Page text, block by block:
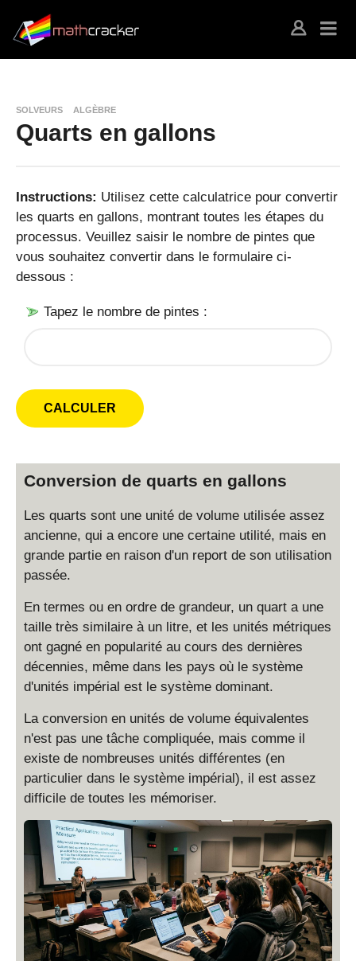
SOLVEURS ALGÈBRE
Quarts en gallons
Instructions: Utilisez cette calculatrice pour convertir
les quarts en gallons, montrant toutes les étapes du
processus. Veuillez saisir le nombre de pintes que
vous souhaitez convertir dans le formulaire ci-
dessous :
Tapez le nombre de pintes :
Conversion de quarts en gallons
Les quarts sont une unité de volume utilisée assez
ancienne, qui a encore une certaine utilité, mais en
grande partie en raison d'un report de son utilisation
passée.
En termes ou en ordre de grandeur, un quart a une
taille très similaire à un litre, et les unités métriques
ont gagné en popularité au cours des dernières
décennies, même dans les pays où le système
d'unités impérial est le système dominant.
La conversion en unités de volume équivalentes
n'est pas une tâche compliquée, mais comme il
existe de nombreuses unités différentes (en
particulier dans le système impérial), il est assez
difficile de toutes les mémoriser.